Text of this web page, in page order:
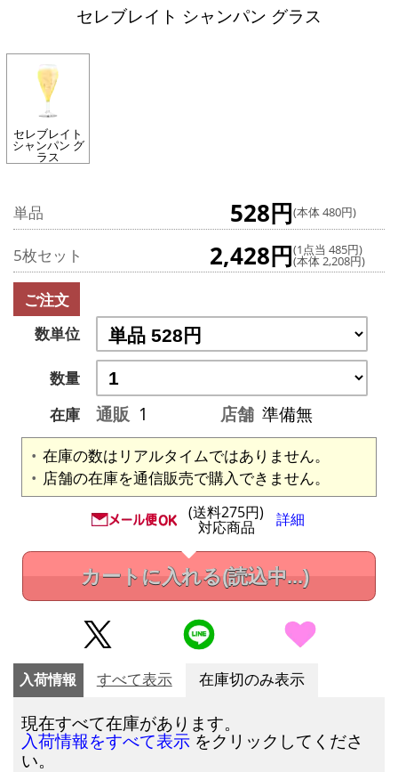
セレブレイト シャンパン グラス
セレブレイト
シャンパン グ
ラス
単品 528円(本体 480円)
5枚セット 2,428円(1点当 485円)
(本体 2,208円)
ご注文
数単位
数量
在庫
通販 1 店舗 準備無
在庫の数はリアルタイムではありません。
店舗の在庫を通信販売で購入できません。
(送料275円)
対応商品 詳細
カートに入れる(読込中...)
入荷情報 すべて表示 在庫切のみ表示
現在すべて在庫があります。
入荷情報をすべて表示 をクリックしてくださ
い。